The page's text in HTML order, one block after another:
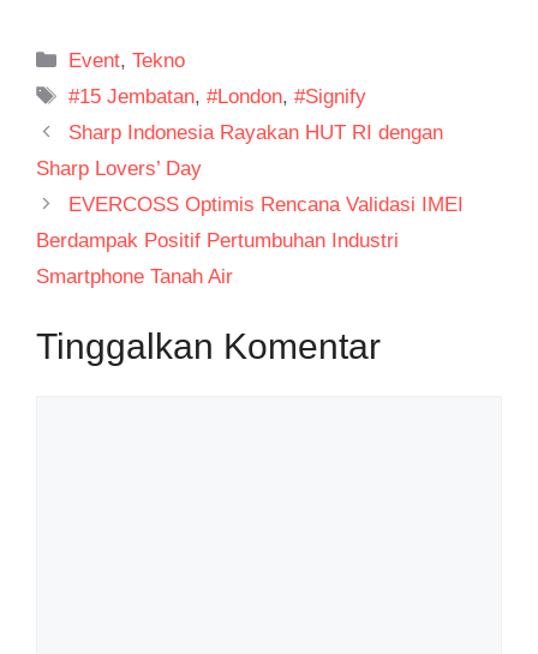
Kategori
Event,Tekno
Tag
#15 Jembatan,#London,#Signify
Sharp Indonesia Rayakan HUT RI dengan
Sharp Lovers’ Day
EVERCOSS Optimis Rencana Validasi IMEI
Berdampak Positif Pertumbuhan Industri
Smartphone Tanah Air
Tinggalkan Komentar